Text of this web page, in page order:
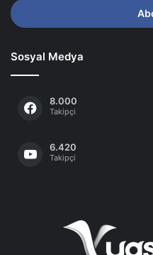
giriniz
Sosyal Medya
8.000
Takipçi
6.420
Takipçi